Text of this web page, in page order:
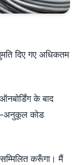
दिए गए अधिकतम
के बाद
अनुकूल कोड
करूँगा। मैं